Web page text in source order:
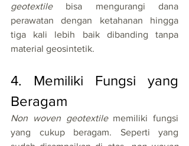
geotextile bisa mengurangi dana
perawatan dengan ketahanan hingga
tiga kali lebih baik dibanding tanpa
material geosintetik.
4. Memiliki Fungsi yang
Beragam
Non woven geotextile memiliki fungsi
yang cukup beragam. Seperti yang